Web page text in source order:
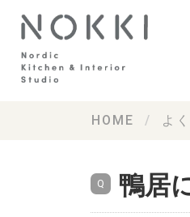
HOME よ
鴨居